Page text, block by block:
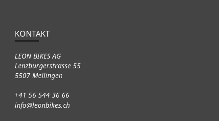
KONTAKT
LEON BIKES AG
Lenzburgerstrasse 55
5507 Mellingen
+41 56 544 36 66
info@leonbikes.ch